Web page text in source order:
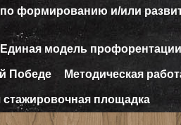
по формированию и/или
Единая модель профорентации
Победе Методическая
стажировочная площадка